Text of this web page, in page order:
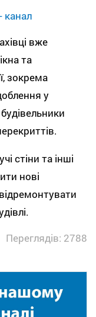
канал
вже
та
зокрема
у
стіни та інші
нові
Переглядів: 2788